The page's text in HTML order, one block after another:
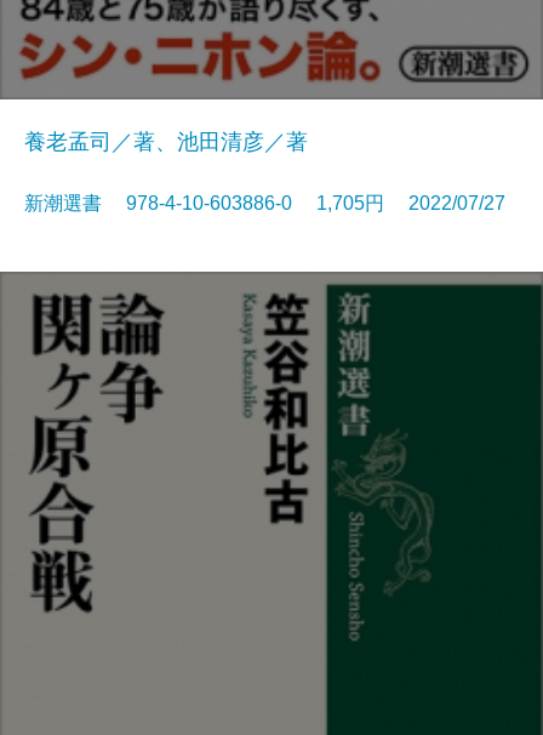
養老孟司／著、池田清彦／著
新潮選書 978-4-10-603886-0 1,705円 2022/07/27